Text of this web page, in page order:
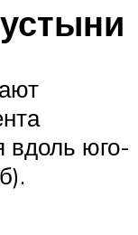
вдоль юго-